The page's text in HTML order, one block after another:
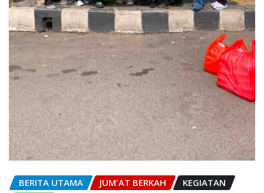
BERITA UTAMA JUM'AT BERKAH
KEGIATAN